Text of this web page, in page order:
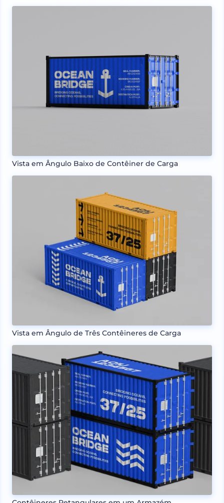
Vista em Ângulo Baixo de Contêiner de Carga
Vista em Ângulo de Três Contêineres de Carga